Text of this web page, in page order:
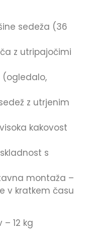
sedeža (36
z utripajočimi
(ogledalo,
z utrjenim
kakovost
s
montaža –
v kratkem času
12 kg